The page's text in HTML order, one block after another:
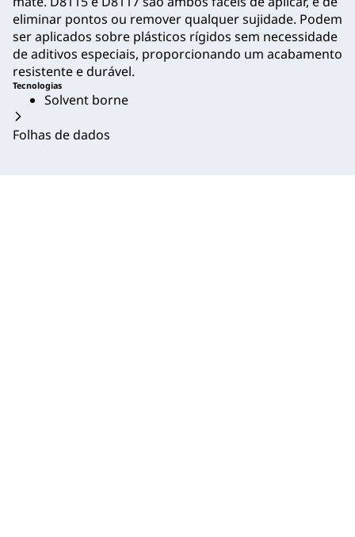
eliminar pontos ou remover qualquer sujidade. Podem
ser aplicados sobre plásticos rígidos sem necessidade
de aditivos especiais, proporcionando um acabamento
resistente e durável.
Tecnologias
Solvent borne
Folhas de dados